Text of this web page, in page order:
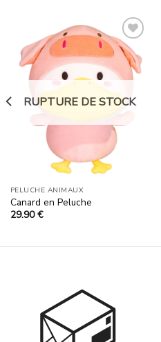
Ajouter
à la
liste
d’envies
RUPTURE DE STOCK
PELUCHE ANIMAUX
Canard en Peluche
29.90€